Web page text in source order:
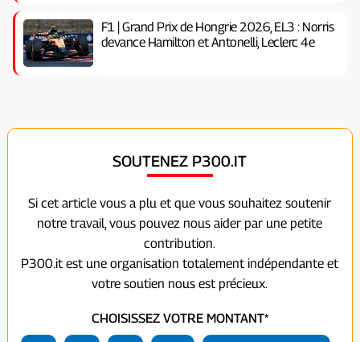
F1 | Grand Prix de Hongrie 2026, EL3 : Norris
devance Hamilton et Antonelli, Leclerc 4e
SOUTENEZ P300.IT
Si cet article vous a plu et que vous souhaitez soutenir
notre travail, vous pouvez nous aider par une petite
contribution.
P300.it est une organisation totalement indépendante et
votre soutien nous est précieux.
CHOISISSEZ VOTRE MONTANT*